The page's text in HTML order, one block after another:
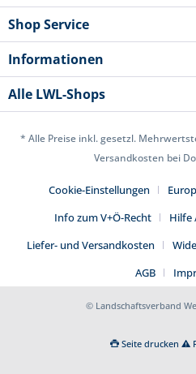
Shop Service
Informationen
Alle LWL-Shops
* Alle Preise inkl. gesetzl.
Versandkosten bei
Cookie-Einstellungen
Info zum V+Ö-Recht
Hilfe
Liefer- und Versandkosten
AGB
© Landschaftsverband
Seite drucken